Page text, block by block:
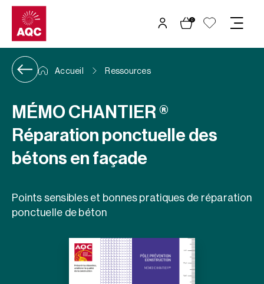
Panneau de gestion des cookies
0
Accueil Ressources
MÉMO CHANTIER ®
Réparation ponctuelle des
bétons en façade
Points sensibles et bonnes pratiques de réparation
ponctuelle de béton